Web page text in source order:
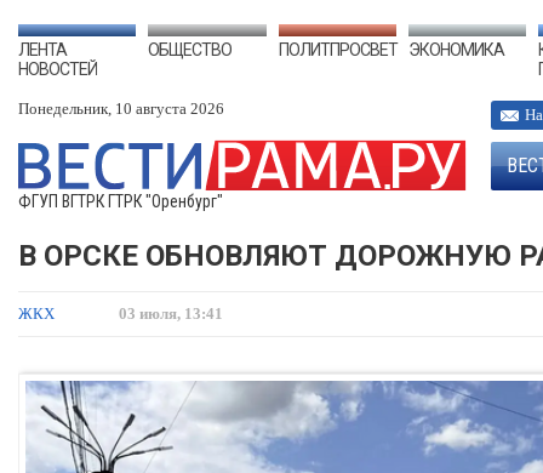
ЛЕНТА
НОВОСТЕЙ
ОБЩЕСТВО ПОЛИТПРОСВЕТ ЭКОНОМИКА
Понедельник, 10 августа 2026
ФГУП ВГТРК ГТРК "Оренбург"
В ОРСКЕ ОБНОВЛЯЮТ ДОРОЖНУЮ
ЖКХ 03 июля, 13:41